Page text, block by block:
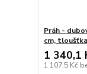
Práh -
cm,
1 340,1
1 107,5 Kč